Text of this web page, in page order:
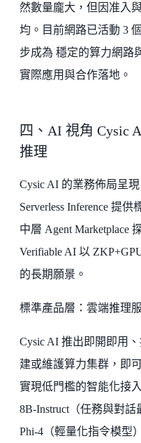
然數量龐大，但因准入
均。目前網路已活動 3
步成為 穩定的算力網路
實際應用與合作落地。
四、AI 視角 Cysic
推理
Cysic AI 的業務佈局呈
Serverless Inference 提
中層 Agent Marketplace
Verifiable AI 以
的長期願景。
標準產品層：雲端推理服
Cysic AI 推出即開即用
建或維護算力集群，即
實現低門檻的智能化接
8B-Instruct（任務與對
Phi-4（輕量化指令模型